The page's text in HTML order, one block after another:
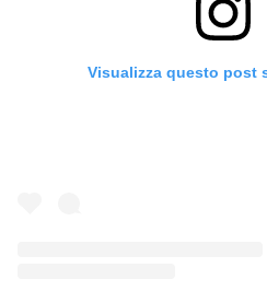
Visualizza questo post